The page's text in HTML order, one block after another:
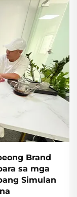
Brand
sa mga
Simulan